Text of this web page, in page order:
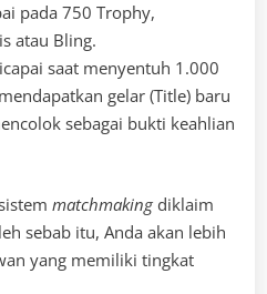
pada 750 Trophy,
atau Bling.
saat menyentuh 1.000
gelar (Title) baru
sebagai bukti keahlian
matchmakingdiklaim
sebab itu, Anda akan lebih
yang memiliki tingkat